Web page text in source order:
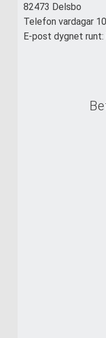
82473 Delsbo
Telefon vardagar
E-post dygnet runt: